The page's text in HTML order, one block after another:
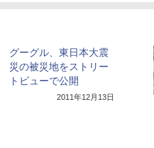
グーグル、東日本大震
災の被災地をストリー
トビューで公開
2011年12月13日